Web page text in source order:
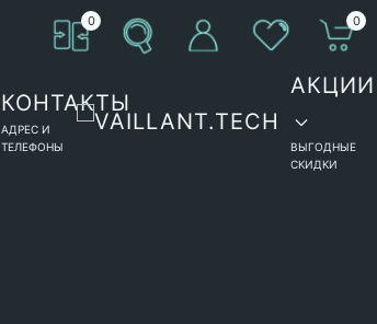
0 0
КОНТАКТЫ
АДРЕС И
ТЕЛЕФОНЫ
АКЦИИ
ВЫГОДНЫЕ
СКИДКИ